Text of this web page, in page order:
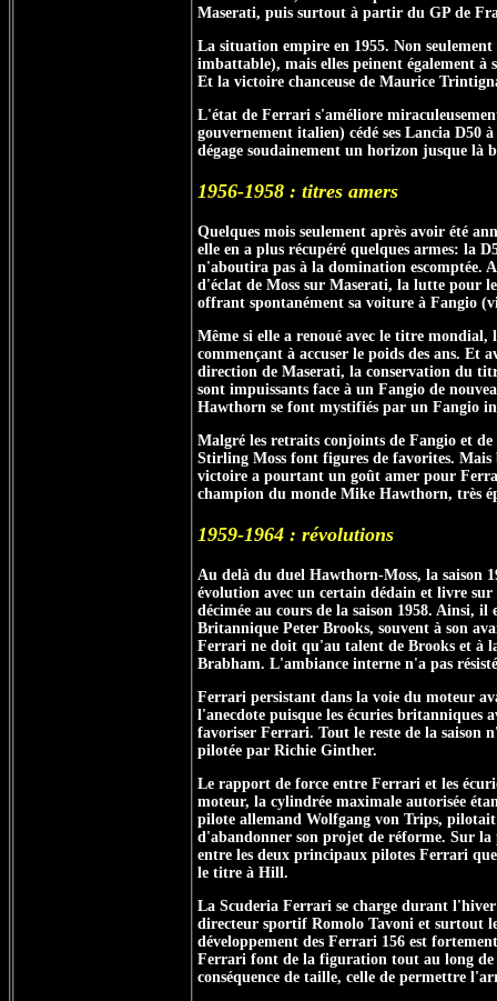
Maserati, puis surtout à partir du GP de
La situation empire en 1955. Non
imbattable), mais elles peinent également
Et la victoire chanceuse de Maurice
L'état de Ferrari s'améliore
gouvernement italien) cédé ses Lancia D50
dégage soudainement un horizon jusque là
1956-1958 : titres amers
Quelques mois seulement après avoir été
elle en a plus récupéré quelques armes: la
n'aboutira pas à la domination escomptée.
d'éclat de Moss sur Maserati, la lutte pour
offrant spontanément sa voiture à Fangio
Même si elle a renoué avec le titre mondial,
commençant à accuser le poids des ans.
direction de Maserati, la conservation du
sont impuissants face à un Fangio de
Hawthorn se font mystifiés par un Fangio
Malgré les retraits conjoints de Fangio et
Stirling Moss font figures de favorites.
victoire a pourtant un goût amer pour
champion du monde Mike Hawthorn, très
1959-1964 : révolutions
Au delà du duel Hawthorn-Moss, la saison
évolution avec un certain dédain et livre
décimée au cours de la saison 1958. Ainsi,
Britannique Peter Brooks, souvent à son
Ferrari ne doit qu'au talent de Brooks et à
Brabham. L'ambiance interne n'a pas
Ferrari persistant dans la voie du moteur
l'anecdote puisque les écuries britanniques
favoriser Ferrari. Tout le reste de la saison
pilotée par Richie Ginther.
Le rapport de force entre Ferrari et les
moteur, la cylindrée maximale autorisée
pilote allemand Wolfgang von Trips,
d'abandonner son projet de réforme. Sur la
entre les deux principaux pilotes Ferrari
le titre à Hill.
La Scuderia Ferrari se charge durant
directeur sportif Romolo Tavoni et surtout
développement des Ferrari 156 est
Ferrari font de la figuration tout au long de
conséquence de taille, celle de permettre